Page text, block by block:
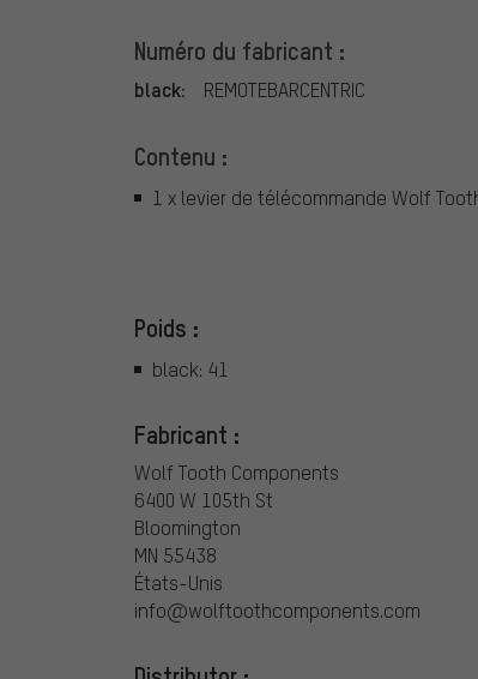
Numéro du fabricant :
black: REMOTEBARCENTRIC
Contenu :
1 x levier de télécommande Wolf
Poids :
black: 41
Fabricant :
Wolf Tooth Components
6400 W 105th St
Bloomington
MN 55438
États-Unis
info@wolftoothcomponents.com